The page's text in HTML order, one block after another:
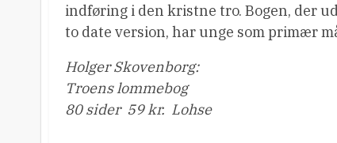
indføring i den kristne tro. Bogen, der
to date version, har unge som primær
Holger Skovenborg:
Troens lommebog
80 sider  59 kr.  Lohse